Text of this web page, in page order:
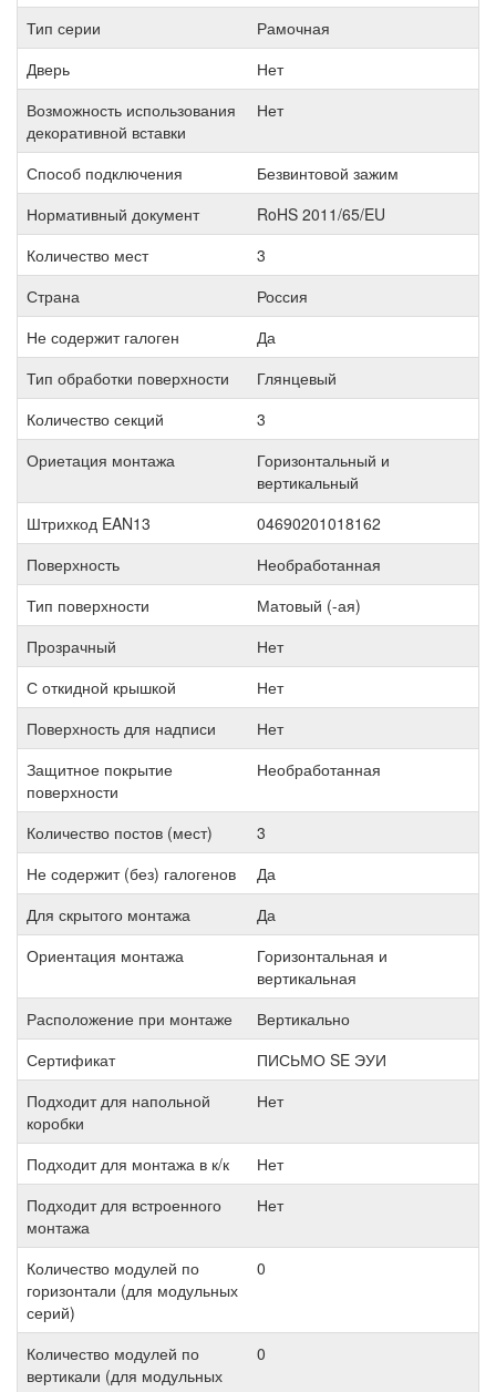
Тип серии
Рамочная
Дверь
Нет
Возможность использования
декоративной вставки
Нет
Способ подключения
Безвинтовой зажим
Нормативный документ
RoHS 2011/65/EU
Количество мест
3
Страна
Россия
Не содержит галоген
Да
Тип обработки поверхности
Глянцевый
Количество секций
3
Ориетация монтажа
Горизонтальный и
вертикальный
Штрихкод EAN13
04690201018162
Поверхность
Необработанная
Тип поверхности
Матовый (-ая)
Прозрачный
Нет
С откидной крышкой
Нет
Поверхность для надписи
Нет
Защитное покрытие
поверхности
Необработанная
Количество постов (мест)
3
Не содержит (без) галогенов
Да
Для скрытого монтажа
Да
Ориентация монтажа
Горизонтальная и
вертикальная
Расположение при монтаже
Вертикально
Сертификат
ПИСЬМО SE ЭУИ
Подходит для напольной
коробки
Нет
Подходит для монтажа в к/к
Нет
Подходит для встроенного
монтажа
Нет
Количество модулей по
горизонтали (для модульных
серий)
0
Количество модулей по
вертикали (для модульных
0